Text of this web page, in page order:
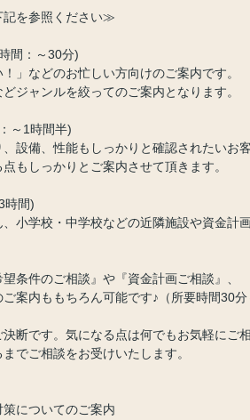
記を参照ください≫
間：～30分)
」などのお忙しい方向けのご案内です。
ジャンルを絞ってのご案内となります。
～1時間半)
設備、性能もしっかりと確認されたいお客
もしっかりとご案内させて頂きます。
時間)
小学校・中学校などの近隣施設や資金計
条件のご相談』や『資金計画ご相談』、
案内ももちろん可能です♪（所要時間30分
断です。気になる点は何でもお気軽にご
でご相談をお受けいたします。
についてのご案内